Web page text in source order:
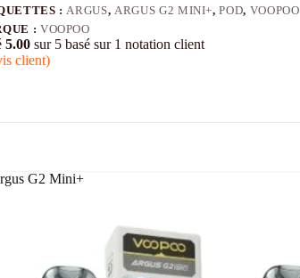
:ARGUS,ARGUS G2 MINI+,POD, VOOPOO
: VOOPOO
5.00 sur 5 basé sur 1 notation client
client)
G2 Mini+